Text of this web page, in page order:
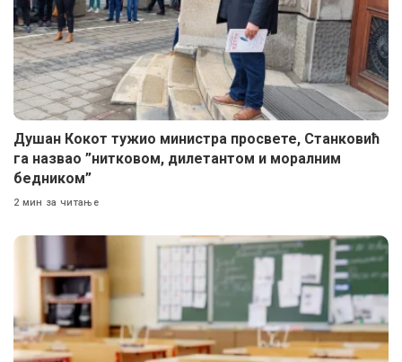
Душан Кокот тужио министра просвете, Станковић
га назвао ”нитковом, дилетантом и моралним
бедником”
2 мин за читање